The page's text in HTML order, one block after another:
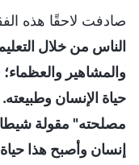
صادفت لاحقًا هذه
الناس من خلال
والمشاهير
حياة الإنسان
مصلحته" مقولة
إنسان وأصبح هذا